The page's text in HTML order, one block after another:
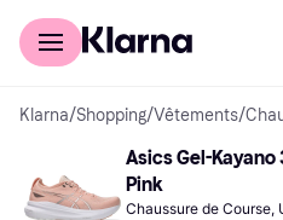
Acheter avec Klarna
Klarna/Shopping/Vêtements/
Asics Gel-Kayano
Pink
Chaussure de Course,